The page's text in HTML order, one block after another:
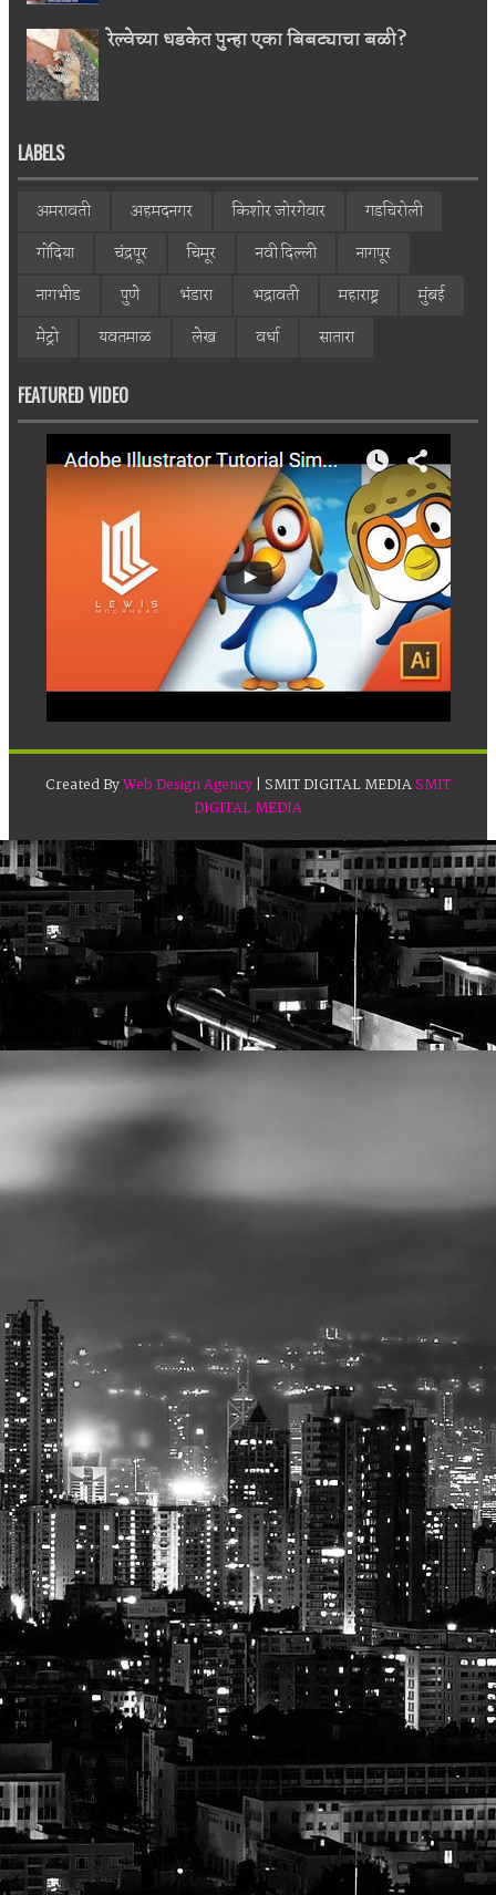
रेल्वेच्या धडकेत पुन्हा एका बिबट्याचा बळी?
LABELS
अमरावती अहमदनगर किशोर जोरगेवार
गडचिरोली
गोंदिया
चंद्रपूर चिमूर नवी दिल्ली
नागपूर
नागभीड
पुणे भंडारा भद्रावती महाराष्ट्र
मुंबई
मेट्रो
यवतमाळ लेख वर्धा सातारा
FEATURED VIDEO
Created ByWeb Design Agency| SMIT DIGITAL MEDIASMIT
DIGITAL MEDIA